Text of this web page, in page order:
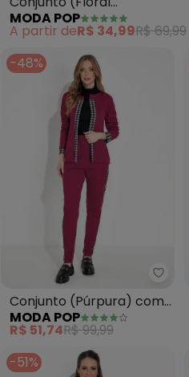
Amarelo) com Cropped
e Saia
MODA POP
A partir deR$ 34,99R$ 69,99
-48%
Conjunto (Púrpura) com
Recortes
MODA POP
R$ 51,74R$ 99,99
-51%